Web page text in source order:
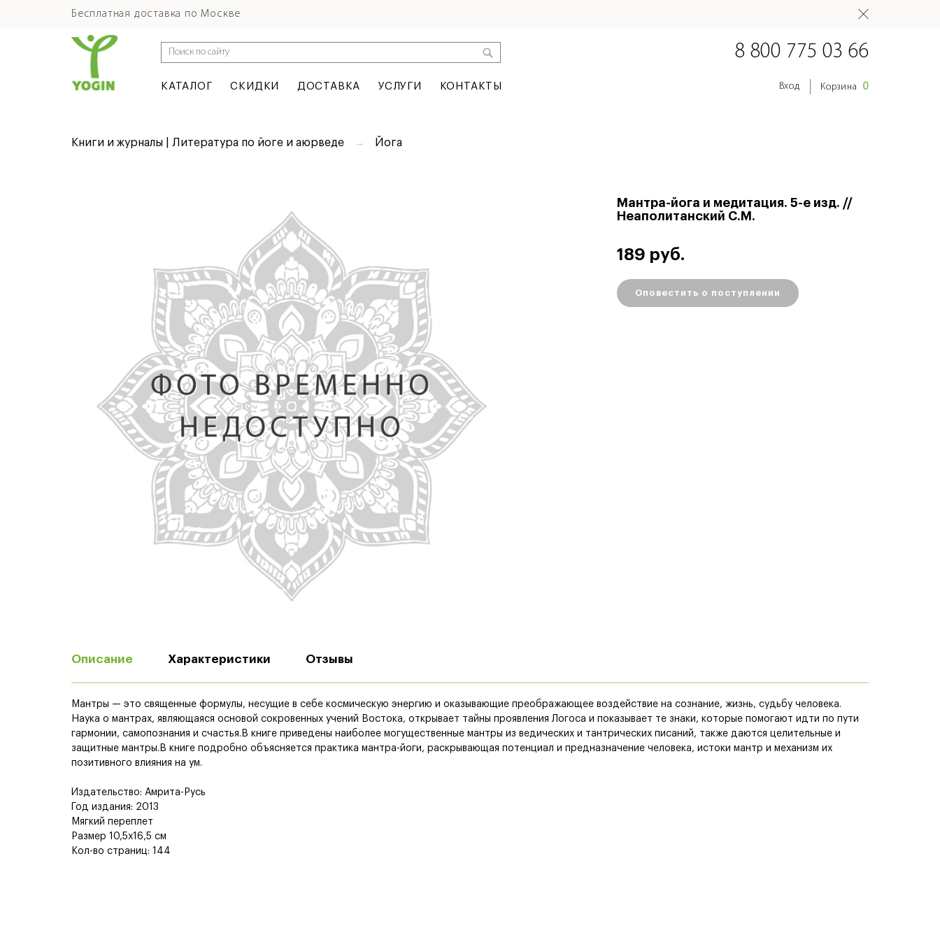
Бесплатная доставка по Москве
КАТАЛОГ СКИДКИ ДОСТАВКА УСЛУГИ КОНТАКТЫ
8 800 775 03 66
Вход Корзина 0
Книги и журналы | Литература по йоге и аюрведе Йога
Мантра-йога и медитация. 5-е изд. //
Неаполитанский С.М.
189 руб.
Оповестить о поступлении
Описание Характеристики Отзывы
Мантры — это священные формулы, несущие в себе космическую энергию и оказывающие преображающее воздействие на сознание, жизнь, судьбу человека.
Наука о мантрах, являющаяся основой сокровенных учений Востока, открывает тайны проявления Логоса и показывает те знаки, которые помогают идти по пути
гармонии, самопознания и счастья.В книге приведены наиболее могущественные мантры из ведических и тантрических писаний, также даются целительные и
защитные мантры.В книге подробно объясняется практика мантра-йоги, раскрывающая потенциал и предназначение человека, истоки мантр и механизм их
позитивного влияния на ум.
Издательство: Амрита-Русь
Год издания: 2013
Мягкий переплет
Размер 10,5х16,5 см
Кол-во страниц: 144